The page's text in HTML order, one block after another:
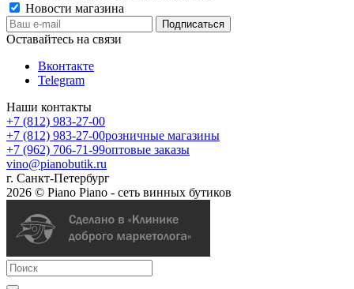
Новости магазина
Оставайтесь на связи
Вконтакте
Telegram
Наши контакты
+7 (812) 983-27-00
+7 (812) 983-27-00розничные магазины
+7 (962) 706-71-99оптовые заказы
vino@pianobutik.ru
г. Санкт-Петербург
2026 © Piano Piano - сеть винных бутиков